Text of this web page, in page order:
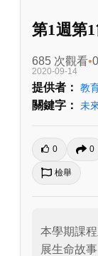
第1週第
685 次觀看
2020-09-14
提供者： 教
關鍵字： 未
0 0
檢舉
本學期課
展生命故